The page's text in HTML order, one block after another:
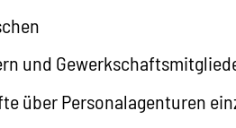
und
über Personalagenturen